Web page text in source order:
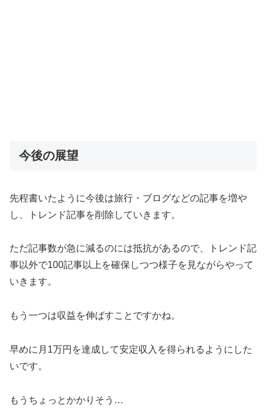
今後の展望
先程書いたように今後は旅行・ブログなどの記事を増や
し、トレンド記事を削除していきます。
ただ記事数が急に減るのには抵抗があるので、トレンド記
事以外で100記事以上を確保しつつ様子を見ながらやって
いきます。
もう一つは収益を伸ばすことですかね。
早めに月1万円を達成して安定収入を得られるようにした
いです。
もうちょっとかかりそう…